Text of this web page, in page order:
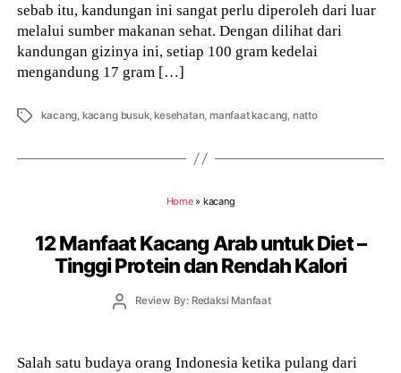
sebab itu, kandungan ini sangat perlu diperoleh dari luar
melalui sumber makanan sehat. Dengan dilihat dari
kandungan gizinya ini, setiap 100 gram kedelai
mengandung 17 gram […]
Tags kacang, kacang busuk, kesehatan,manfaat kacang, natto
Home» kacang
12 Manfaat Kacang Arab untuk Diet –
Tinggi Protein dan Rendah Kalori
PostReview By: Redaksi Manfaat
Salah satu budaya orang Indonesia ketika pulang dari